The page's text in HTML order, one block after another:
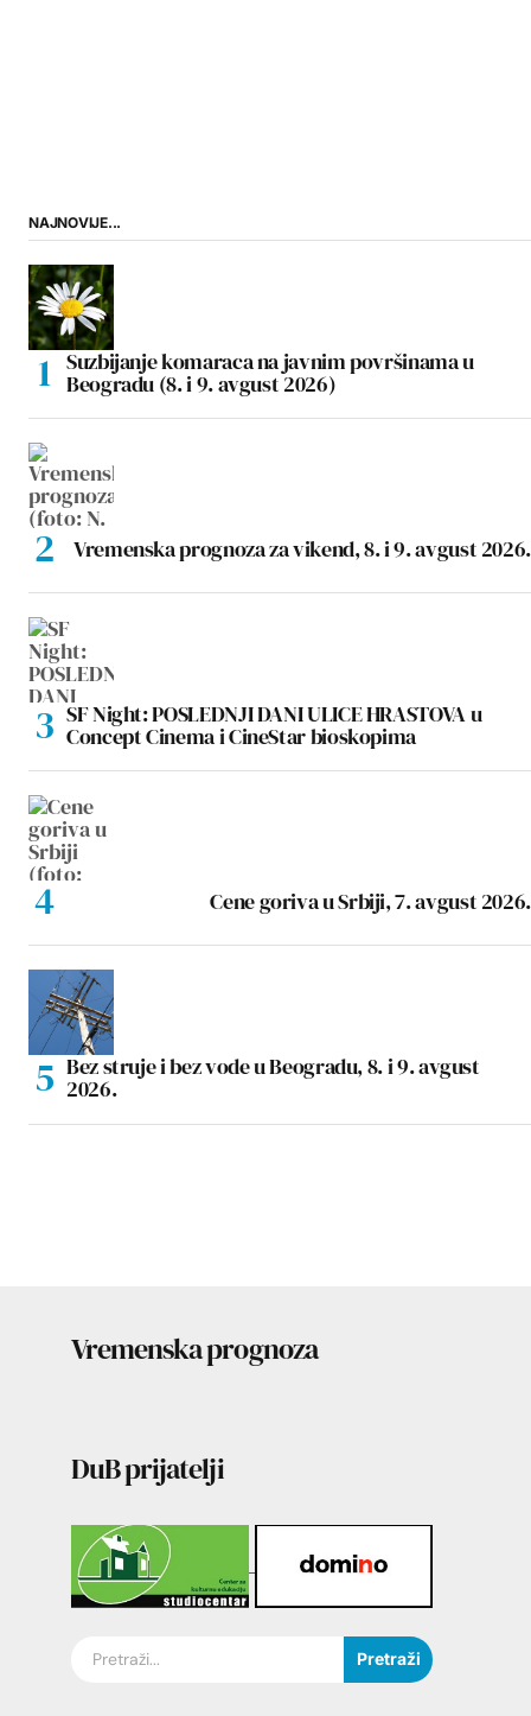
NAJNOVIJE...
Suzbijanje komaraca na javnim površinama u
Beogradu (8. i 9. avgust 2026)
Vremenska prognoza za vikend, 8. i 9. avgust 2026.
SF Night: POSLEDNJI DANI ULICE HRASTOVA u
Concept Cinema i CineStar bioskopima
Cene goriva u Srbiji, 7. avgust 2026.
Bez struje i bez vode u Beogradu, 8. i 9. avgust
2026.
Vremenska prognoza
DuB prijatelji
Pretraži